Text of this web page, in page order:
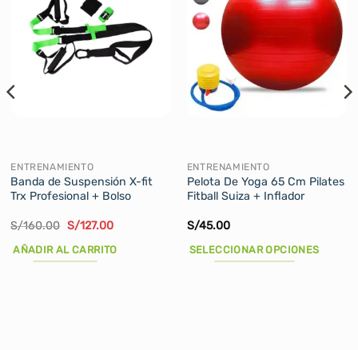
ENTRENAMIENTO
Banda de Suspensión X-fit
Trx Profesional + Bolso
S/160.00 El
original
era:
S/127.00El
actual
AÑADIR AL CARRITO
ENTRENAMIENTO
Pelota De Yoga 65 Cm Pilates
Fitball Suiza + Inflador
S/45.00
SELECCIONAR OPCIONES